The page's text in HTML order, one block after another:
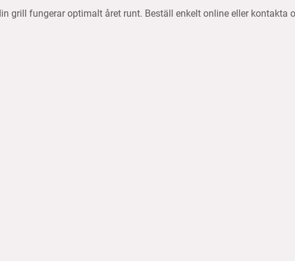
grill fungerar optimalt året runt. Beställ enkelt online eller kontakta